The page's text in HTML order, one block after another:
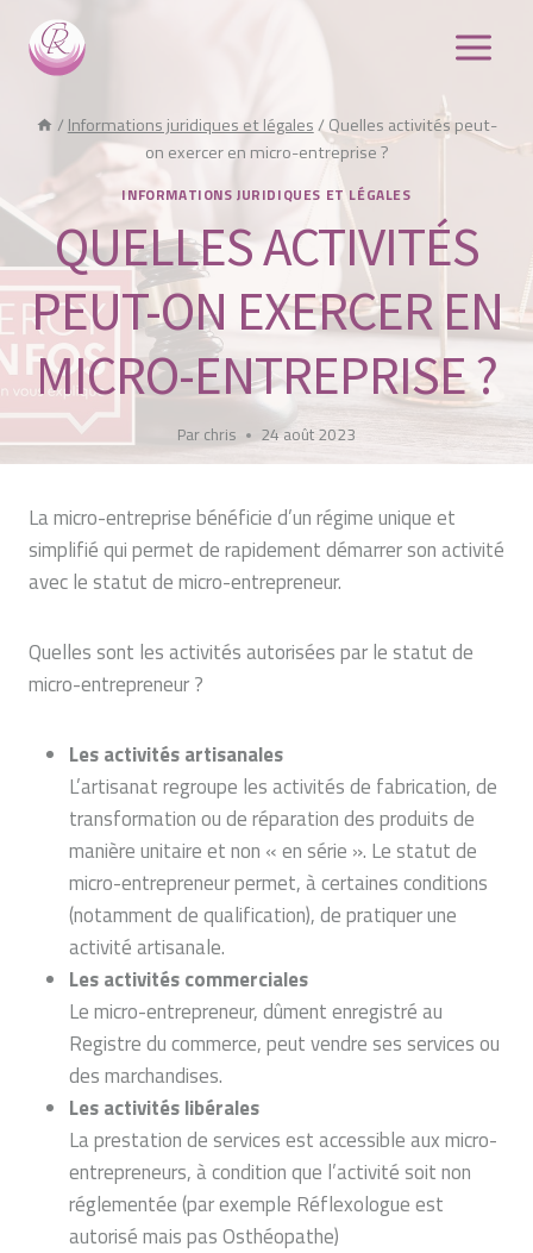
contenu
/Informations juridiques et légales/Quelles activités peut-
on exercer en micro-entreprise ?
INFORMATIONS JURIDIQUES ET LÉGALES
QUELLES ACTIVITÉS
PEUT-ON EXERCER EN
MICRO-ENTREPRISE ?
Par chris 24 août 2023
La micro-entreprise bénéficie d’un régime unique et
simplifié qui permet de rapidement démarrer son activité
avec le statut de micro-entrepreneur.
Quelles sont les activités autorisées par le statut de
micro-entrepreneur ?
Les activités artisanales
L’artisanat regroupe les activités de fabrication, de
transformation ou de réparation des produits de
manière unitaire et non « en série ». Le statut de
micro-entrepreneur permet, à certaines conditions
(notamment de qualification), de pratiquer une
activité artisanale.
Les activités commerciales
Le micro-entrepreneur, dûment enregistré au
Registre du commerce, peut vendre ses services ou
des marchandises.
Les activités libérales
La prestation de services est accessible aux micro-
entrepreneurs, à condition que l’activité soit non
réglementée (par exemple Réflexologue est
autorisé mais pas Osthéopathe)